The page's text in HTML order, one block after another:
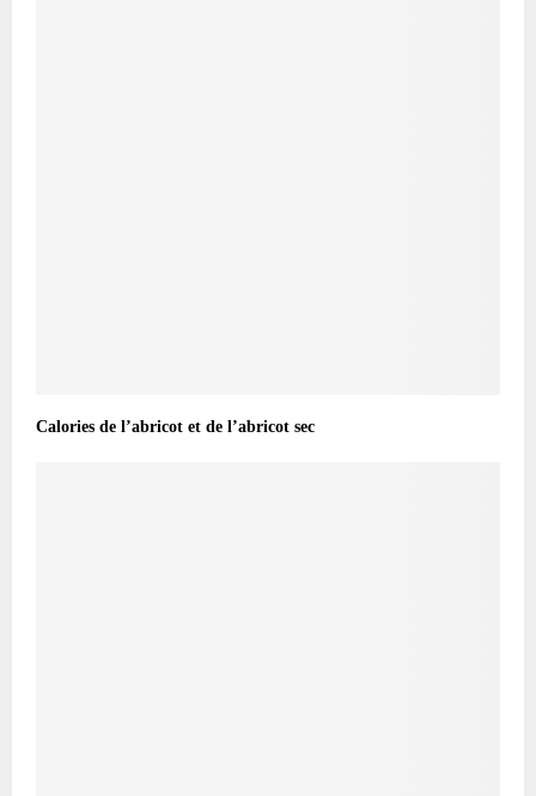
Calories de l’abricot et de l’abricot sec